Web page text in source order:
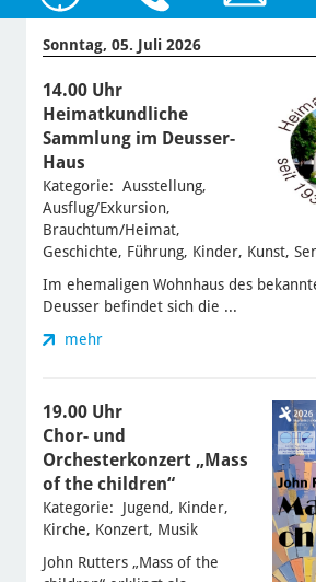
Sonntag, 05. Juli 2026
14.00 Uhr
Heimatkundliche
Sammlung im Deusser-
Haus
Kategorie: Ausstellung,
Ausflug/Exkursion,
Brauchtum/Heimat,
Geschichte, Führung, Kinder, Kunst,
Im ehemaligen Wohnhaus des
Deusser befindet sich die ...
mehr
19.00 Uhr
Chor- und
Orchesterkonzert „Mass
of the children“
Kategorie: Jugend, Kinder,
Kirche, Konzert, Musik
John Rutters „Mass of the